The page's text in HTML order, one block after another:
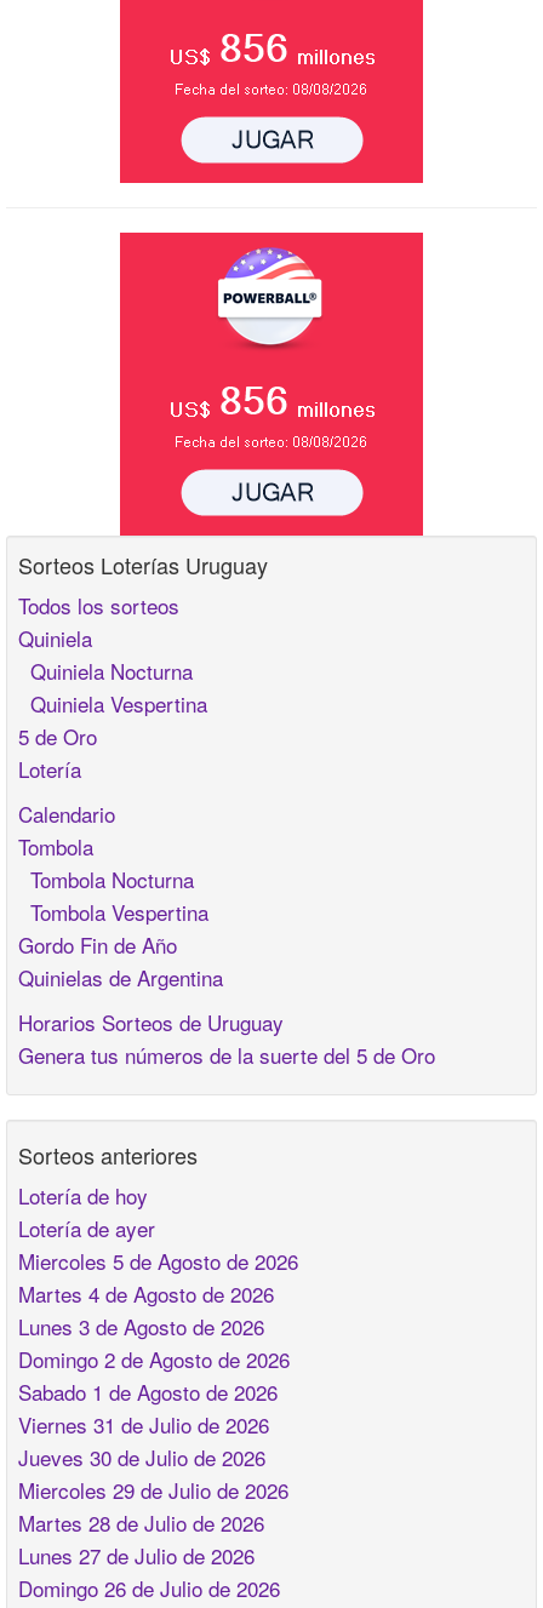
Sorteos Loterías Uruguay
Todos los sorteos
Quiniela
Quiniela Nocturna
Quiniela Vespertina
5 de Oro
Lotería
Calendario
Tombola
Tombola Nocturna
Tombola Vespertina
Gordo Fin de Año
Quinielas de Argentina
Horarios Sorteos de Uruguay
Genera tus números de la suerte del 5 de Oro
Sorteos anteriores
Lotería de hoy
Lotería de ayer
Miercoles 5 de Agosto de 2026
Martes 4 de Agosto de 2026
Lunes 3 de Agosto de 2026
Domingo 2 de Agosto de 2026
Sabado 1 de Agosto de 2026
Viernes 31 de Julio de 2026
Jueves 30 de Julio de 2026
Miercoles 29 de Julio de 2026
Martes 28 de Julio de 2026
Lunes 27 de Julio de 2026
Domingo 26 de Julio de 2026